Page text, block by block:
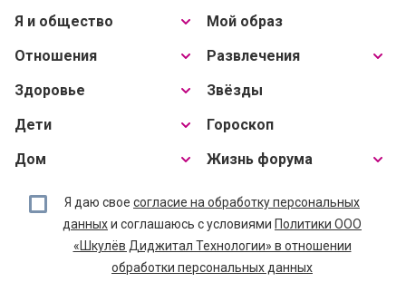
Я и общество
Отношения
Здоровье
Дети
Дом
Мой образ
Развлечения
Звёзды
Гороскоп
Жизнь форума
Я даю свое согласие на обработку персональных
данныхи соглашаюсь с условиями Политики ООО
«Шкулёв Диджитал Технологии» в отношении
обработки персональных данных